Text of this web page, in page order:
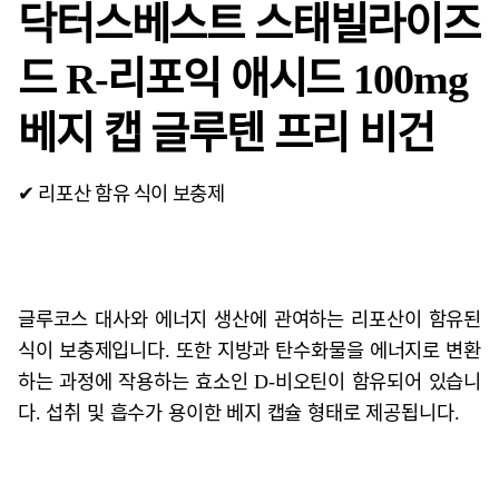
닥터스베스트 스태빌라이즈
드 R-리포익 애시드 100mg
베지 캡 글루텐 프리 비건
✔ 리포산 함유 식이 보충제
글루코스 대사와 에너지 생산에 관여하는 리포산이 함유된
식이 보충제입니다. 또한 지방과 탄수화물을 에너지로 변환
하는 과정에 작용하는 효소인 D-비오틴이 함유되어 있습니
다. 섭취 및 흡수가 용이한 베지 캡슐 형태로 제공됩니다.